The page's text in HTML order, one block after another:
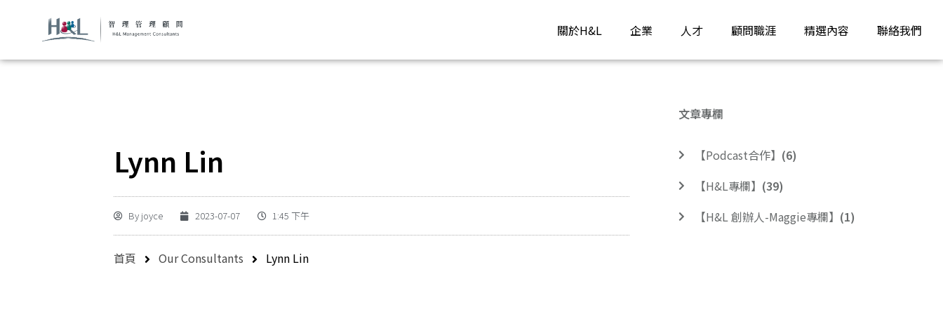
關於H&L 企業 人才 顧問職涯 精選內容 聯絡我們
Lynn Lin
By joyce 2023-07-07 1:45 下午
首頁 Our Consultants Lynn Lin
文章專欄
【Podcast合作】 (6)
【H&L專欄】 (39)
【H&L 創辦人-Maggie專欄】 (1)